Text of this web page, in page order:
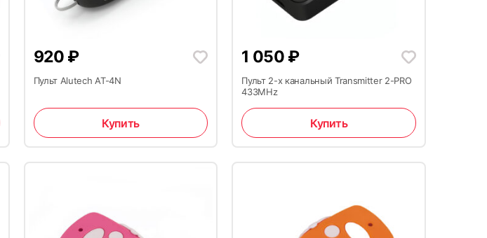
920 ₽
Пульт Alutech AT-4N
Купить
1 050 ₽
Пульт 2-х канальный Transmitter 2-PRO
433MHz
Купить